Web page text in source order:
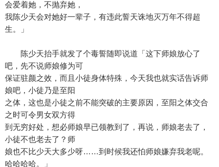
会爱着她，不抛弃她，
我陈少天会对她好一辈子，有违此誓天诛地灭万年不得超
生。」
陈少天抬手就发了个毒誓随即说道「这下师娘放心了
吧，先不说师娘修为可
保证驻颜之效，而且小徒身体特殊，今天我也就实话告诉师
娘吧，小徒乃是至阳
之体，这也是小徒之前不能突破的主要原因，至阳之体交合
之时可令男女双方得
到无穷好处，想必师娘早已领教到了，再说，师娘老去了，
小徒不也老去了？师
娘也不比少天大多少呀……到时候我还怕师娘嫌弃我老呢。
哈哈哈哈。」